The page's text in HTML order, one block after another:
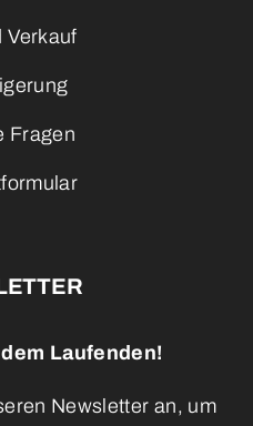
Verkauf
Fragen
Laufenden!
Newsletter an, um